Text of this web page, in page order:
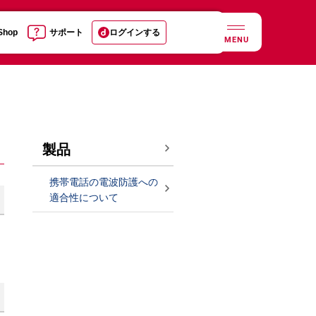
サポート ログインする
MENU
製品
携帯電話の電波防護への
適合性について